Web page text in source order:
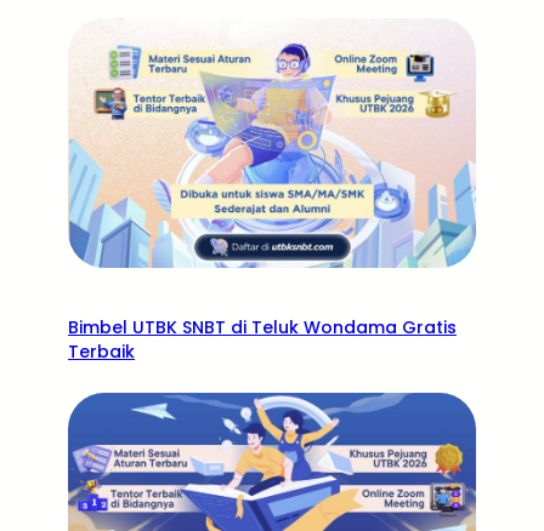
Bimbel UTBK SNBT di Teluk Wondama Gratis
Terbaik